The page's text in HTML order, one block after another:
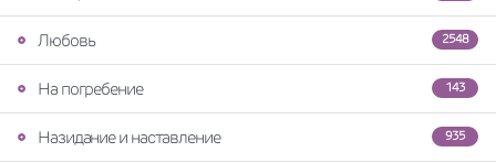
2548
Любовь
143
На погребение
935
Назидание и наставление